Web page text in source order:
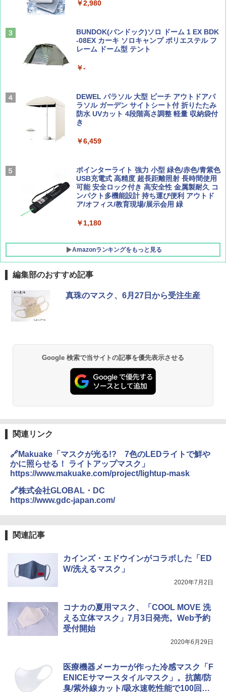
￥1,540
Coyote No.89 特集 星野道夫 夢見る旅
￥1,540
AIRLINE（エアライン）2026年9月号【特
集】ボーイング110周年を祝して！
￥1,760
A26 地球の歩き方 チェコ ポーランド スロヴ
パ
新しい日本地理 地図・統計・移動から読み
解く (講談社現代新書)
￥1,540
テント ワンタッチ RENEW 幅200 2-3人用 43
500002(88859)
広げるだけ パッとサッとテント ブラックコ
ーティング フルクローズ メッシュ 3-4人用
簡単設置 ポップアップテント エクルベージ
ュ(BC仕様) PATC-150B(EB)
￥9,990
[キャンパーズコレクション 山善] 傘みたいに
広げるだけ パッとサッとテント キューブワ
イド ブラックコーティング フルクローズ メ
ッシュ 4人用 簡単設置 ポップアップテント P
ATCW-150B エクルベージュ
￥-
￥2,980
BUNDOK(バンドック)ソロ ドーム 1 EX BDK
-08EX カーキ ソロキャンプ ポリエステル フ
レーム ドーム型 テント
￥-
DEWEL パラソル 大型 ビーチ アウトドアパ
ラソル ガーデン サイトシート付 折りたたみ
防水 UVカット 4段階高さ調整 軽量 収納袋付
き
￥6,459
ポインターライト 強力 小型 緑色/赤色/青紫色
USB充電式 高精度 超長距離照射 長時間使用
可能 安全ロック付き 高安全性 金属製耐久 コ
ンパクト多機能設計 持ち運び便利 アウトド
ア/オフィス/教育現場/展示会用 緑
￥1,180
Amazonランキングをもっと見る
編集部のおすすめ記事
真珠のマスク、6月27日から受注生産
Google 検索で当サイトの記事を優先表示させる
関連リンク
🔗Makuake「マスクが光る!? 7色のLEDライトで鮮や
かに照らせる！ ライトアップマスク」
https://www.makuake.com/project/lightup-mask
🔗株式会社GLOBAL・DC
https://www.gdc-japan.com/
関連記事
カインズ・エドウインがコラボした「ED
W/洗えるマスク」
2020年7月2日
コナカの夏用マスク、「COOL MOVE 洗
える立体マスク」7月3日発売。Web予約
受付開始
2020年6月29日
医療機器メーカーが作った冷感マスク「F
ENICEサマースタイルマスク」。抗菌/防
臭/紫外線カット/吸水速乾性能で100回洗